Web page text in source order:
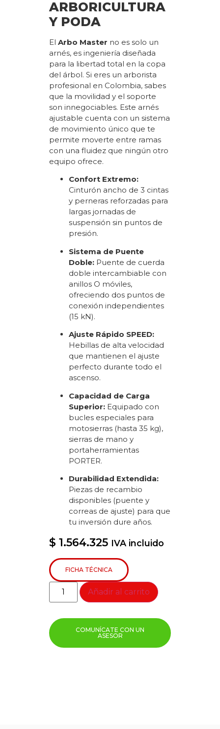
ARBORICULTURA
Y PODA
El Arbo Master no es solo un
arnés, es ingeniería diseñada
para la libertad total en la copa
del árbol. Si eres un arborista
profesional en Colombia, sabes
que la movilidad y el soporte
son innegociables. Este arnés
ajustable cuenta con un sistema
de movimiento único que te
permite moverte entre ramas
con una fluidez que ningún otro
equipo ofrece.
Confort Extremo:
Cinturón ancho de 3 cintas
y perneras reforzadas para
largas jornadas de
suspensión sin puntos de
presión.
Sistema de Puente
Doble: Puente de cuerda
doble intercambiable con
anillos O móviles,
ofreciendo dos puntos de
conexión independientes
(15 kN).
Ajuste Rápido SPEED:
Hebillas de alta velocidad
que mantienen el ajuste
perfecto durante todo el
ascenso.
Capacidad de Carga
Superior: Equipado con
bucles especiales para
motosierras (hasta 35 kg),
sierras de mano y
portaherramientas
PORTER.
Durabilidad Extendida:
Piezas de recambio
disponibles (puente y
correas de ajuste) para que
tu inversión dure años.
$ 1.564.325 IVA incluido
FICHA TÉCNICA
Añadir al carrito
COMUNÍCATE CON UN
ASESOR